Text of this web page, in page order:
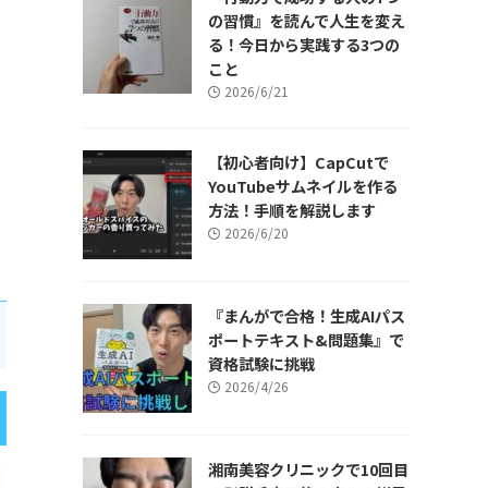
の習慣』を読んで人生を変え
る！今日から実践する3つの
こと
2026/6/21
【初心者向け】CapCutで
YouTubeサムネイルを作る
方法！手順を解説します
2026/6/20
『まんがで合格！生成AIパス
ポートテキスト&問題集』で
資格試験に挑戦
2026/4/26
湘南美容クリニックで10回目